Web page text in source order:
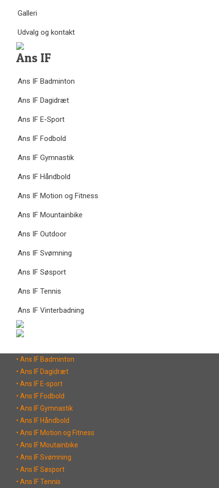
Galleri
Udvalg og kontakt
Ans IF
Ans IF Badminton
Ans IF Dagidræt
Ans IF E-Sport
Ans IF Fodbold
Ans IF Gymnastik
Ans IF Håndbold
Ans IF Motion og Fitness
Ans IF Mountainbike
Ans IF Outdoor
Ans IF Svømning
Ans IF Søsport
Ans IF Tennis
Ans IF Vinterbadning
• Ans IF Badminton
• Ans IF Dagidræt
• Ans IF E-sport
• Ans IF Fodbold
• Ans IF Gymnastik
• Ans IF Håndbold
• Ans IF Motion og Fitness
• Ans IF Moutainbike
• Ans IF Svømning
• Ans IF Søsport
• Ans IF Tennis